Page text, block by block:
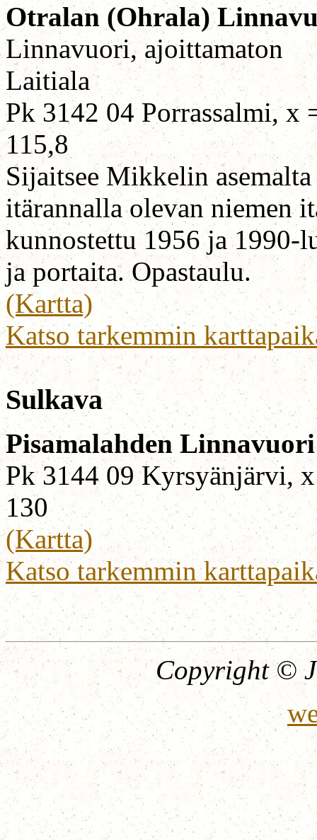
Otralan (Ohrala)
Linnavuori, ajoittamaton
Laitiala
Pk 3142 04 Porrassalmi, x
115,8
Sijaitsee Mikkelin
itärannalla olevan niemen
kunnostettu 1956 ja
ja portaita. Opastaulu.
(Kartta)
Katso tarkemmin
Sulkava
Pisamalahden Linnavuori
Pk 3144 09 Kyrsyänjärvi,
130
(Kartta)
Katso tarkemmin
Copyright ©